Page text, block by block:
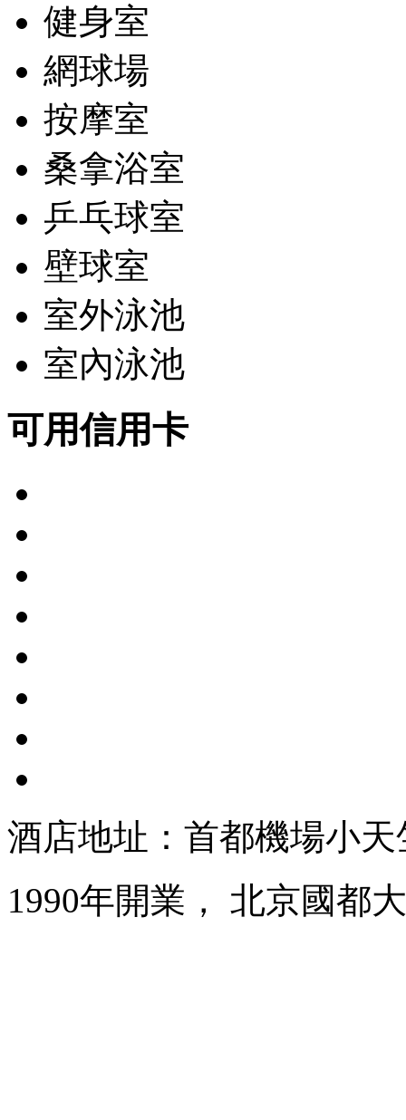
健身室
網球場
按摩室
桑拿浴室
乒乓球室
壁球室
室外泳池
室內泳池
可用信用卡
酒店地址：首都機場小
1990年開業， 北京國